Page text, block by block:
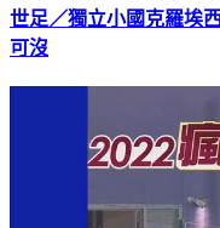
世足／獨立小國克羅埃
可沒